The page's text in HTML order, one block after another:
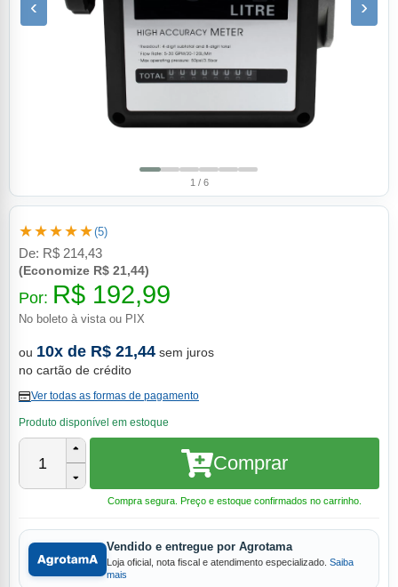
‹ ›
1 / 6
★★★★★(5)
De: R$ 214,43
(Economize R$ 21,44)
Por: R$ 192,99
No boleto à vista ou PIX
ou 10x de R$ 21,44 sem juros
no cartão de crédito
Ver todas as formas de pagamento
Produto disponível em estoque
1 Comprar
Compra segura. Preço e estoque confirmados no carrinho.
Vendido e entregue por Agrotama
Loja oficial, nota fiscal e atendimento especializado. Saiba
mais